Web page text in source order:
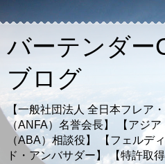
バーテンダー
ブログ
【一般社団法人 全日本フレア
（ANFA）名誉会長】 【アジ
（ABA）相談役】 【フェルデ
ド・アンバサダー】 【特許取